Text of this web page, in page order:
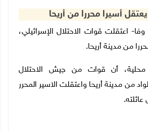
يعتقل أسيرا محررا من أريحا
أريحا 16-11-2025 وفا- اعتقلت قوات الاحتلال الإسرائيلي،
من مدينة أريحا.
أن قوات من جيش الاحتلال
من مدينة أريحا واعتقلت الاسير المحرر